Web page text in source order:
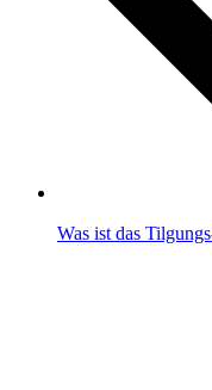
Was ist das